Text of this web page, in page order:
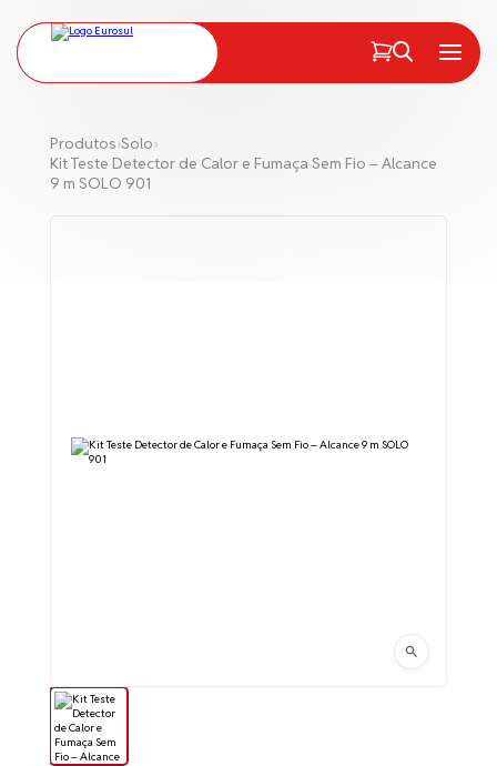
Menu
Produtos›Solo›
Kit Teste Detector de Calor e Fumaça Sem Fio – Alcance
9 m SOLO 901